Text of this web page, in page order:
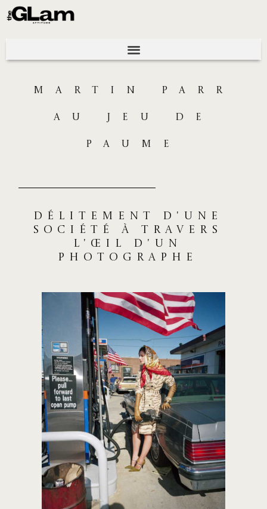
MARTIN PARR
AU JEU DE
PAUME
Délitement d'une
société à travers
l'œil d'un
photographe